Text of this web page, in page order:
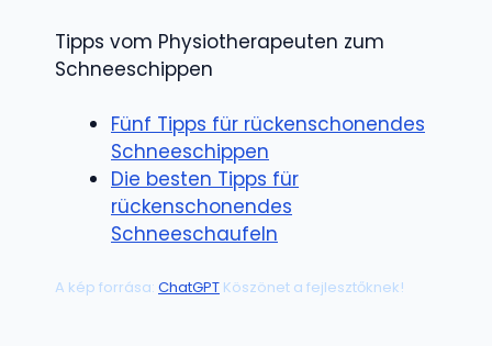
Tipps vom Physiotherapeuten zum
Schneeschippen
Fünf Tipps für rücken­schonendes
Schneeschippen
Die besten Tipps für
rückenschonendes
Schneeschaufeln
A kép forrása: ChatGPT Köszönet a fejlesztőknek!